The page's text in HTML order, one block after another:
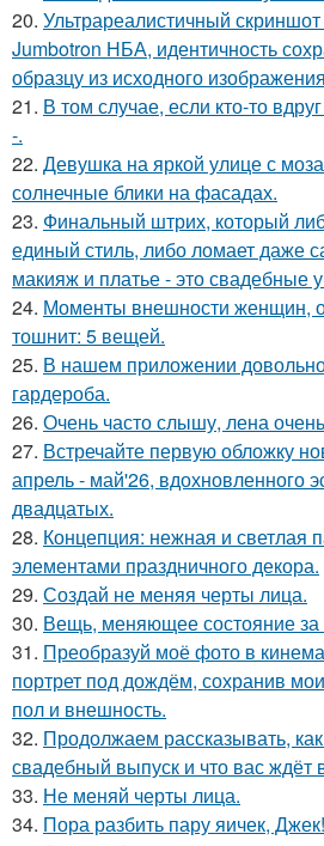
20. Ультрареалистичный
Jumbotron НБА, идентичность
образцу из исходного
21. В том случае, если кто-то
-.
22. Девушка на яркой улице с
солнечные блики на фасадах.
23. Финальный штрих, который
единый стиль, либо ломает даже
макияж и платье - это свадебные
24. Моменты внешности женщин,
тошнит: 5 вещей.
25. В нашем приложении
гардероба.
26. Очень часто слышу, лена
27. Встречайте первую обложку
апрель - май'26, вдохновленного
двадцатых.
28. Концепция: нежная и светлая
элементами праздничного декора.
29. Создай не меняя черты лица.
30. Вещь, меняющее состояние
31. Преобразуй моё фото в
портрет под дождём, сохранив
пол и внешность.
32. Продолжаем рассказывать,
свадебный выпуск и что вас ждёт
33. Не меняй черты лица.
34. Пора разбить пару яичек, Джек!